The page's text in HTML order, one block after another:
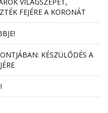
FEJÉRE A KORONÁT
KÉSZÜLŐDÉS A